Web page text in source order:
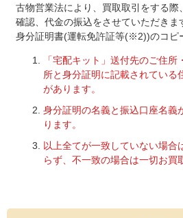
古物営業法により、買取取引をする際
確認、代金の振込をさせていただきま
身分証明書(運転免許証等(※2))のコピ
「宅配キット」送付先のご住
所と身分証明に記載されている
があります。
身分証明の名義と振込口座名義
ります。
以上全てが一致していない場合
らず、不一致の場合は一切お買